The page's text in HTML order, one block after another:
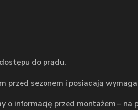
do prądu.
przed sezonem i posiadają
o informację przed montażem – na